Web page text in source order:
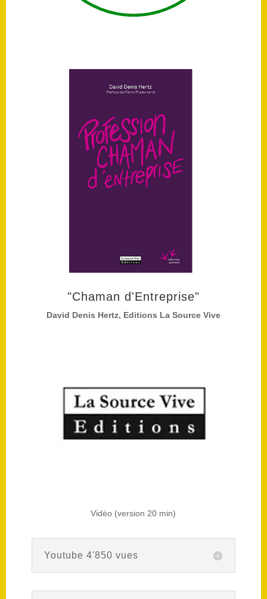
"Chaman d'Entreprise"
David Denis Hertz, Editions La Source Vive
Vidéo (version 20 min)
Youtube 4'850 vues